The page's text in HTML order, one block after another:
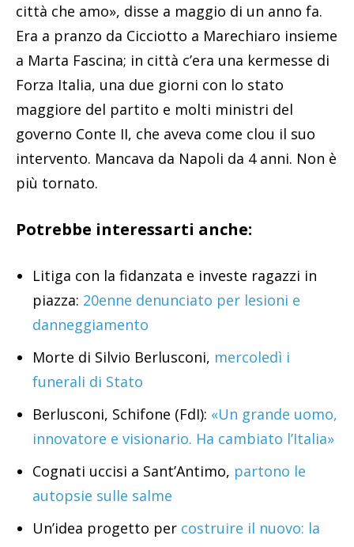
città che amo», disse a maggio di un anno fa.
Era a pranzo da Cicciotto a Marechiaro insieme
a Marta Fascina; in città c’era una kermesse di
Forza Italia, una due giorni con lo stato
maggiore del partito e molti ministri del
governo Conte II, che aveva come clou il suo
intervento. Mancava da Napoli da 4 anni. Non è
più tornato.
Potrebbe interessarti anche:
Litiga con la fidanzata e investe ragazzi in
piazza: 20enne denunciato per lesioni e
danneggiamento
Morte di Silvio Berlusconi, mercoledì i
funerali di Stato
Berlusconi, Schifone (FdI): «Un grande uomo,
innovatore e visionario. Ha cambiato l’Italia»
Cognati uccisi a Sant’Antimo, partono le
autopsie sulle salme
Un’idea progetto per costruire il nuovo: la